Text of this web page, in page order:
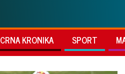
CRNA KRONIKA SPORT